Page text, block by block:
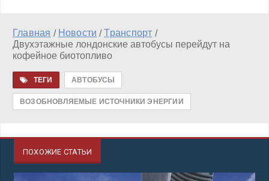
Главная / Новости /Транспорт /
Двухэтажные лондонские автобусы перейдут на
кофейное биотопливо
ТЕГИ АВТОБУСЫ
ВОЗОБНОВЛЯЕМЫЕ ИСТОЧНИКИ ЭНЕРГИИ
ПОХОЖИЕ СТАТЬИ